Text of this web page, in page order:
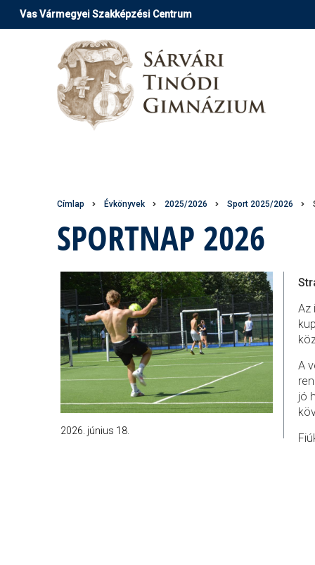
UgrásVas Vármegyei Szakképzési Centrum
Morzsa
Címlap Évkönyvek 2025/2026 Sport 2025/2026
SPORTNAP 2026
Az
A
jó
2026. június 18.